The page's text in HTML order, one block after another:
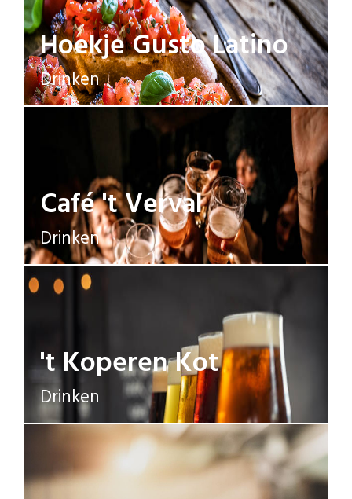
Hoekje Gusto Latino
Drinken
Café 't Verval
Drinken
't Koperen Kot
Drinken